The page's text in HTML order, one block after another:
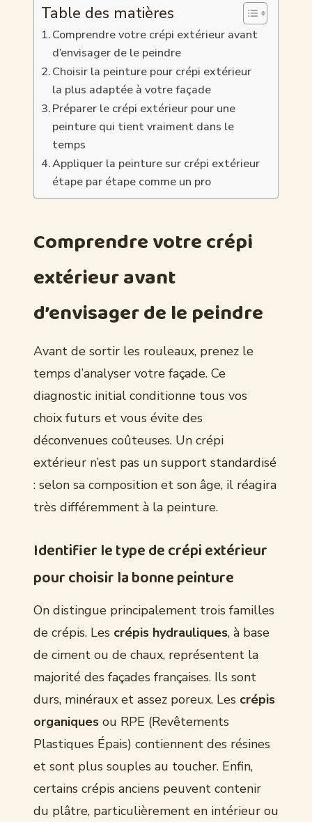
Table des matières
Comprendre votre crépi extérieur avant
d’envisager de le peindre
Choisir la peinture pour crépi extérieur
la plus adaptée à votre façade
Préparer le crépi extérieur pour une
peinture qui tient vraiment dans le
temps
Appliquer la peinture sur crépi extérieur
étape par étape comme un pro
Comprendre votre crépi
extérieur avant
d’envisager de le peindre
Avant de sortir les rouleaux, prenez le
temps d’analyser votre façade. Ce
diagnostic initial conditionne tous vos
choix futurs et vous évite des
déconvenues coûteuses. Un crépi
extérieur n’est pas un support standardisé
: selon sa composition et son âge, il réagira
très différemment à la peinture.
Identifier le type de crépi extérieur
pour choisir la bonne peinture
On distingue principalement trois familles
de crépis. Les crépis hydrauliques, à base
de ciment ou de chaux, représentent la
majorité des façades françaises. Ils sont
durs, minéraux et assez poreux. Les crépis
organiques ou RPE (Revêtements
Plastiques Épais) contiennent des résines
et sont plus souples au toucher. Enfin,
certains crépis anciens peuvent contenir
du plâtre, particulièrement en intérieur ou